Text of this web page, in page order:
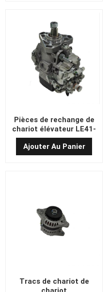
Pièces de rechange de
chariot élévateur LE41-
M001G Pompe diesel
Ajouter Au Panier
Tracs de chariot de